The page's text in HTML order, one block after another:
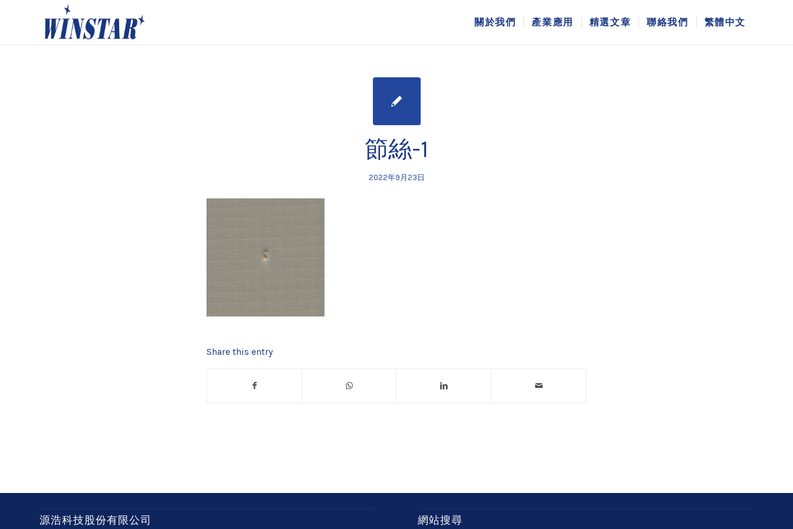
關於我們 產業應用 精選文章 聯絡我們 繁體中文
節絲-1
2022年9月23日
Share this entry
源浩科技股份有限公司 網站搜尋